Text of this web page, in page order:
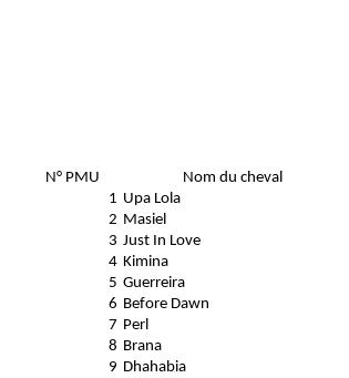
N° PMU Nom du cheval
1 Upa Lola
2 Masiel
3 Just In Love
4 Kimina
5 Guerreira
6 Before Dawn
7 Perl
8 Brana
9 Dhahabia